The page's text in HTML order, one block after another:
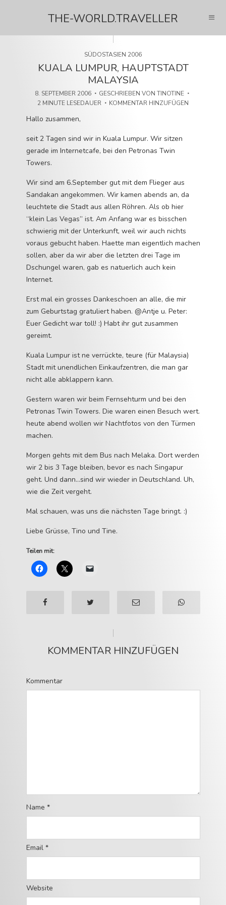
THE-WORLD.TRAVELLER
SÜDOSTASIEN 2006
KUALA LUMPUR, HAUPTSTADT
MALAYSIA
8. SEPTEMBER 2006 GESCHRIEBEN VON TINOTINE
2 MINUTE LESEDAUER
KOMMENTAR HINZUFÜGEN
Hallo zusammen,
seit 2 Tagen sind wir in Kuala Lumpur. Wir sitzen
gerade im Internetcafe, bei den Petronas Twin
Towers.
Wir sind am 6.September gut mit dem Flieger aus
Sandakan angekommen. Wir kamen abends an, da
leuchtete die Stadt aus allen Röhren. Als ob hier
“klein Las Vegas” ist. Am Anfang war es bisschen
schwierig mit der Unterkunft, weil wir auch nichts
voraus gebucht haben. Haette man eigentlich machen
sollen, aber da wir aber die letzten drei Tage im
Dschungel waren, gab es natuerlich auch kein
Internet.
Erst mal ein grosses Dankeschoen an alle, die mir
zum Geburtstag gratuliert haben. @Antje u. Peter:
Euer Gedicht war toll! :) Habt ihr gut zusammen
gereimt.
Kuala Lumpur ist ne verrückte, teure (für Malaysia)
Stadt mit unendlichen Einkaufzentren, die man gar
nicht alle abklappern kann.
Gestern waren wir beim Fernsehturm und bei den
Petronas Twin Towers. Die waren einen Besuch wert.
heute abend wollen wir Nachtfotos von den Türmen
machen.
Morgen gehts mit dem Bus nach Melaka. Dort werden
wir 2 bis 3 Tage bleiben, bevor es nach Singapur
geht. Und dann…sind wir wieder in Deutschland. Uh,
wie die Zeit vergeht.
Mal schauen, was uns die nächsten Tage bringt. :)
Liebe Grüsse, Tino und Tine.
Teilen mit:
KOMMENTAR HINZUFÜGEN
Kommentar
Name *
Email *
Website